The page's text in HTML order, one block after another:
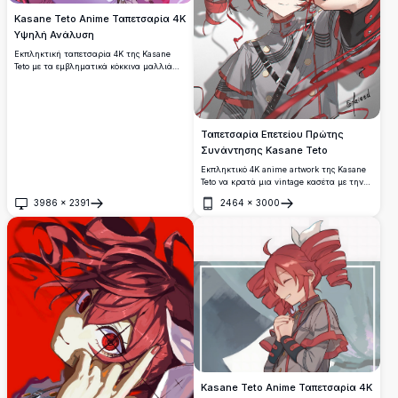
Kasane Teto Anime Ταπετσαρία 4K
Υψηλή Ανάλυση
Εκπληκτική ταπετσαρία 4K της Kasane
Teto με τα εμβληματικά κόκκινα μαλλιά
3986 × 2391
Άνοιγμα
Ταπετσαρία Επετείου Πρώτης
Συνάντησης Kasane Teto
Εκπληκτικό 4K anime artwork της Kasane
Teto να κρατά μια vintage κασέτα με την
Διαθέτει ζωντανά κόκκινα μαλλιά,
λαμπερά μάτια και κυματιστές κορδέλες σε
στυλ ψηφιακής απεικόνισης υψηλής
2464 × 3000
Άνοιγμα
Kasane Teto Anime Ταπετσαρία 4K